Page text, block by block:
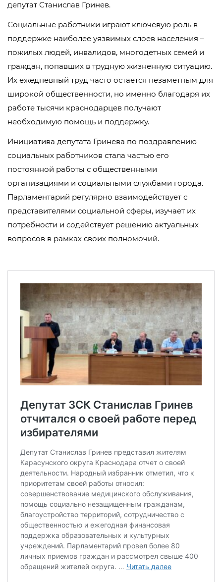
депутат Станислав Гринев.
Социальные работники играют ключевую роль в
поддержке наиболее уязвимых слоев населения –
пожилых людей, инвалидов, многодетных семей и
граждан, попавших в трудную жизненную ситуацию.
Их ежедневный труд часто остается незаметным для
широкой общественности, но именно благодаря их
работе тысячи краснодарцев получают
необходимую помощь и поддержку.
Инициатива депутата Гринева по поздравлению
социальных работников стала частью его
постоянной работы с общественными
организациями и социальными службами города.
Парламентарий регулярно взаимодействует с
представителями социальной сферы, изучает их
потребности и содействует решению актуальных
вопросов в рамках своих полномочий.